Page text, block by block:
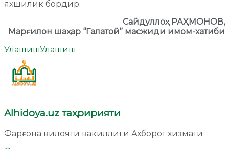
яхшилик бордир.
Сайдуллоҳ РАҲМОНОВ,
Марғилон шаҳар “Галатой” масжиди имом-хатиби
УлашишУлашиш
Alhidoya.uz таҳририяти
Фарғона вилояти вакиллиги Ахборот хизмати